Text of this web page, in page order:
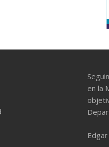
en la